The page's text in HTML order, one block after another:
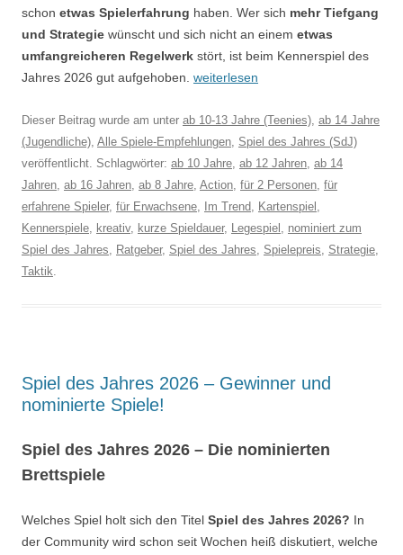
schon etwas Spielerfahrung haben. Wer sich mehr Tiefgang
und Strategie wünscht und sich nicht an einem etwas
umfangreicheren Regelwerk stört, ist beim Kennerspiel des
Jahres 2026 gut aufgehoben. weiterlesen
Dieser Beitrag wurde am unter ab 10-13 Jahre (Teenies), ab 14 Jahre
(Jugendliche), Alle Spiele-Empfehlungen, Spiel des Jahres (SdJ)
veröffentlicht. Schlagwörter: ab 10 Jahre, ab 12 Jahren, ab 14
Jahren, ab 16 Jahren, ab 8 Jahre, Action, für 2 Personen, für
erfahrene Spieler, für Erwachsene, Im Trend, Kartenspiel ,
Kennerspiele, kreativ, kurze Spieldauer, Legespiel , nominiert zum
Spiel des Jahres, Ratgeber, Spiel des Jahres, Spielepreis, Strategie,
Taktik.
Spiel des Jahres 2026 – Gewinner und
nominierte Spiele!
Spiel des Jahres 2026 – Die nominierten
Brettspiele
Welches Spiel holt sich den Titel Spiel des Jahres 2026? In
der Community wird schon seit Wochen heiß diskutiert, welche